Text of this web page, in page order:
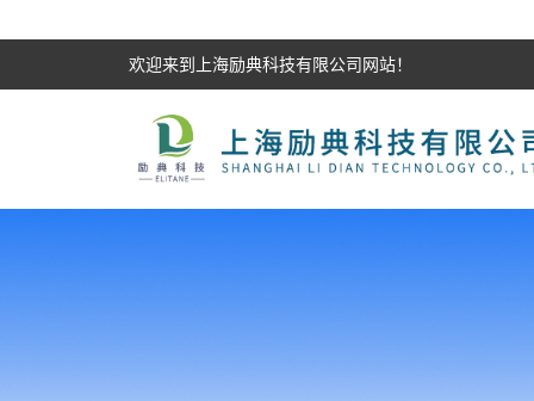
欢迎来到上海励典科技有限公司网站！